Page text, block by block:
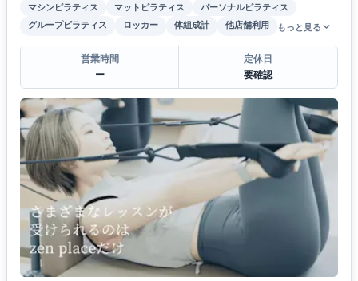
マシンピラティス マットピラティス
パーソナルピラティス
グループピラティス
ロッカー 体組成計 他店舗利用 もっと見る
営業時間
ー
定休日
要確認